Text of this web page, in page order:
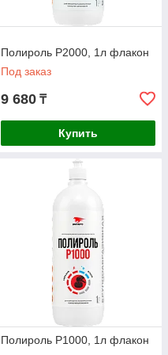
Полироль Р2000, 1л флакон
Под заказ
9 680 ₸
Купить
Полироль Р1000, 1л флакон